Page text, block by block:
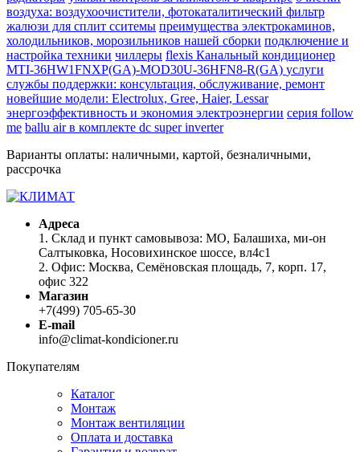
воздуха: воздухоочистители, фотокаталитический фильтр
жалюзи для сплит сситемы преимущества электрокаминов,
холодильников, морозильников нашей сборки подключение и
настройка техники чиллеры flexis Канальный кондиционер
MTI-36HW1FNXP(GA)-MOD30U-36HFN8-R(GA) услуги
службы поддержки: консультация, обслуживание, ремонт
новейшие модели: Electrolux, Gree, Haier, Lessar
энергоэффективность и экономия электроэнергии серия follow
me ballu air в комплекте dc super inverter
Варианты оплаты: наличными, картой, безналичными,
рассрочка
Адреса
1. Склад и пункт самовывоза: МО, Балашиха, ми-он
Салтыковка, Носовихинское шоссе, вл4с1
2. Офис: Москва, Семёновская площадь, 7, корп. 17,
офис 322
Магазин
+7(499) 705-65-30
E-mail
info@climat-kondicioner.ru
Покупателям
Каталог
Монтаж
Монтаж вентиляции
Оплата и доставка